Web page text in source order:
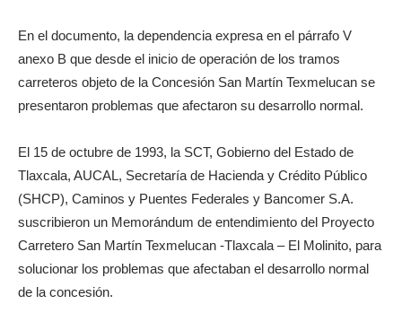
En el documento, la dependencia expresa en el párrafo V
anexo B que desde el inicio de operación de los tramos
carreteros objeto de la Concesión San Martín Texmelucan se
presentaron problemas que afectaron su desarrollo normal.
El 15 de octubre de 1993, la SCT, Gobierno del Estado de
Tlaxcala, AUCAL, Secretaría de Hacienda y Crédito Público
(SHCP), Caminos y Puentes Federales y Bancomer S.A.
suscribieron un Memorándum de entendimiento del Proyecto
Carretero San Martín Texmelucan -Tlaxcala – El Molinito, para
solucionar los problemas que afectaban el desarrollo normal
de la concesión.